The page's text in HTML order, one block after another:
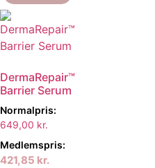
DermaRepair™
Barrier Serum
Normalpris:
649,00 kr.
Medlemspris:
421,85 kr.